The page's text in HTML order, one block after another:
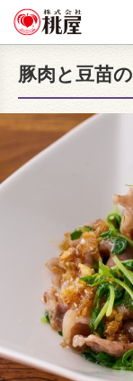
豚肉と豆苗